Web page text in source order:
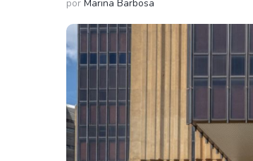
Itausa
Ambev
Weg
Klabin
XPLG11
KNRI11
Ver todos
por Marina Barbosa